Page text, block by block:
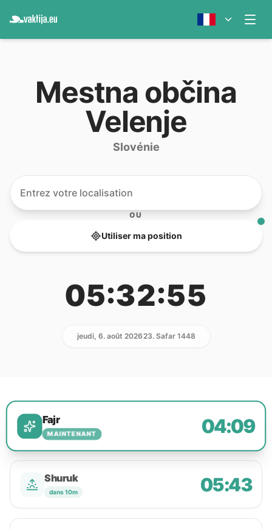
Mestna občina
Velenje
Slovénie
OU
Utiliser ma position
05:32:55
jeudi, 6. août 202623. Safar 1448
Fajr
MAINTENANT 04:09
Shuruk
dans 10m 05:43